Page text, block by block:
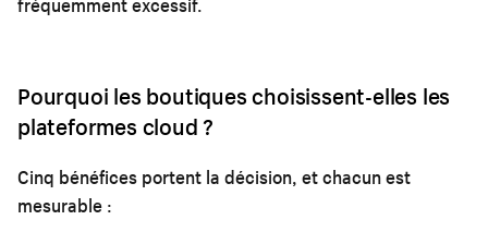
fréquemment excessif.
Pourquoi les boutiques choisissent-elles les
plateformes cloud ?
Cinq bénéfices portent la décision, et chacun est
mesurable :